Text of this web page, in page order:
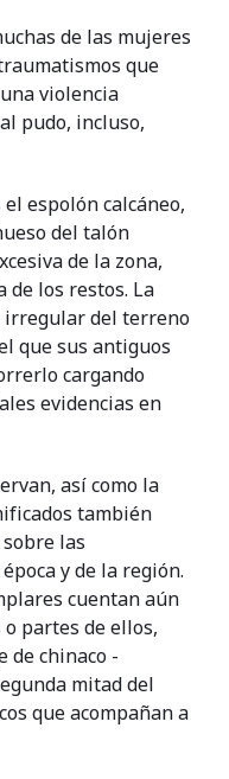
de las mujeres
que
violencia
pudo, incluso,
espolón calcáneo,
del talón
de la zona,
de los restos. La
irregular del terreno
que sus antiguos
cargando
evidencias en
así como la
también
las
y de la región.
cuentan aún
partes de ellos,
de chinaco -
mitad del
que acompañan a